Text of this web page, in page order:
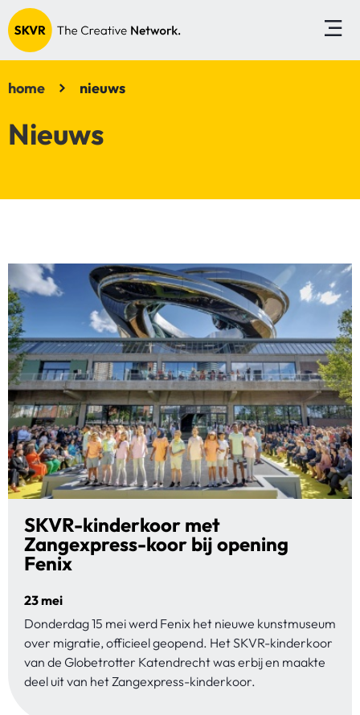
home nieuws
Nieuws
SKVR-kinderkoor met
Zangexpress-koor bij opening
Fenix
23 mei
Donderdag 15 mei werd Fenix het nieuwe kunstmuseum
over migratie, officieel geopend. Het SKVR-kinderkoor
van de Globetrotter Katendrecht was erbij en maakte
deel uit van het Zangexpress-kinderkoor.